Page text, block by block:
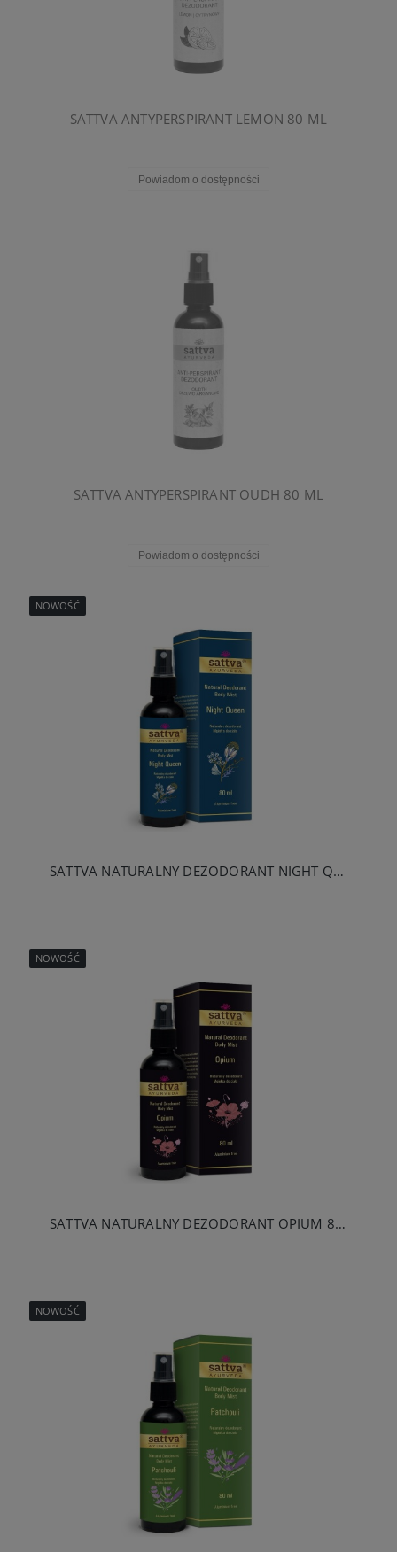
SATTVA ANTYPERSPIRANT LEMON 80 ML
Powiadom o dostępności
SATTVA ANTYPERSPIRANT OUDH 80 ML
Powiadom o dostępności
SATTVA NATURALNY DEZODORANT NIGHT QUEEN 80 ML
NOWOŚĆ
SATTVA NATURALNY DEZODORANT OPIUM 80 ML
NOWOŚĆ
NOWOŚĆ